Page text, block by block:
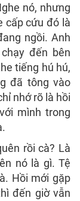
nó, nhưng
cấp cứu đó là
ngồi. Anh
đến bên
tiếng hú hú,
đã tông vào
nhớ rõ là hồi
mình trong
rồi cà? Là
nó là gì. Tệ
Hồi mới gặp
đến giờ vẫn